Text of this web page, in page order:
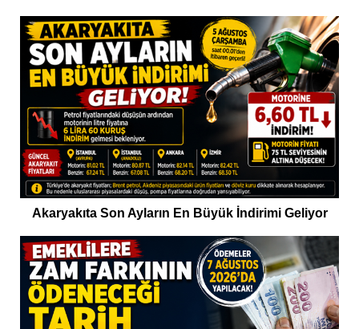
Akaryakıta Son Ayların En Büyük İndirimi Geliyor